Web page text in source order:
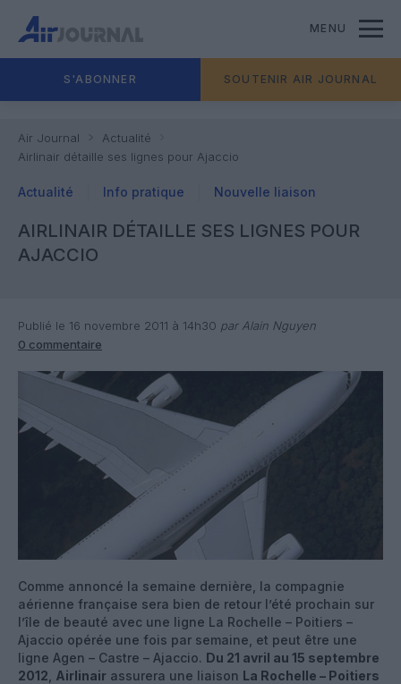
MENU
S'ABONNER SOUTENIR AIR JOURNAL
Air Journal
Actualité
Airlinair détaille ses lignes pour Ajaccio
Actualité Info pratique Nouvelle liaison
AIRLINAIR DÉTAILLE SES LIGNES POUR
AJACCIO
Publié le 16 novembre 2011 à 14h30 par Alain Nguyen
0 commentaire
Comme annoncé la semaine dernière, la compagnie
aérienne française sera bien de retour l’été prochain sur
l’île de beauté avec une ligne La Rochelle – Poitiers –
Ajaccio opérée une fois par semaine, et peut être une
ligne Agen – Castre – Ajaccio. Du 21 avril au 15 septembre
2012 Airlinair assurera une liaison La Rochelle – Poitiers